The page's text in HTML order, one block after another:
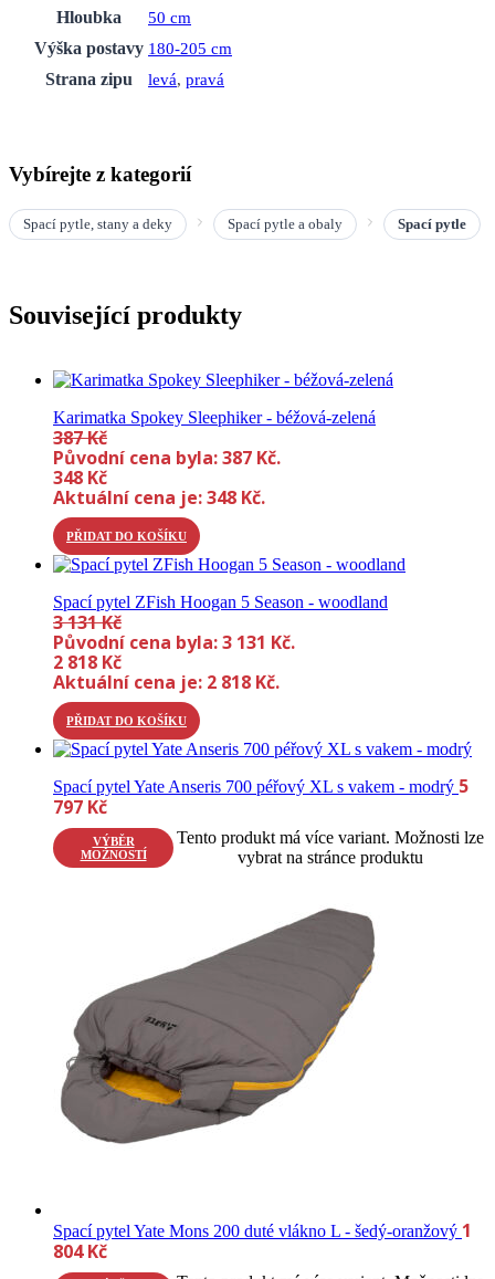
Hloubka
50 cm
Výška postavy 180-205 cm
Strana zipu
levá, pravá
Vybírejte z kategorií
Spací pytle, stany a deky Spací pytle a obaly Spací pytle
Související produkty
Karimatka Spokey Sleephiker - béžová-zelená
387Kč
Původní cena byla: 387 Kč.
348 Kč
Aktuální cena je: 348 Kč.
PŘIDAT DO KOŠÍKU
Spací pytel ZFish Hoogan 5 Season - woodland
3 131Kč
Původní cena byla: 3 131 Kč.
2 818 Kč
Aktuální cena je: 2 818 Kč.
PŘIDAT DO KOŠÍKU
Spací pytel Yate Anseris 700 péřový XL s vakem - modrý 5
797 Kč
VÝBĚR
MOŽNOSTÍ
Tento produkt má více variant. Možnosti lze
vybrat na stránce produktu
Spací pytel Yate Mons 200 duté vlákno L - šedý-oranžový 1
804Kč